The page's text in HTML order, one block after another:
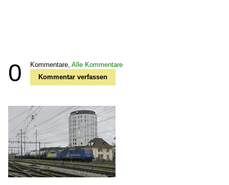
0 Kommentare, Alle Kommentare
Kommentar verfassen